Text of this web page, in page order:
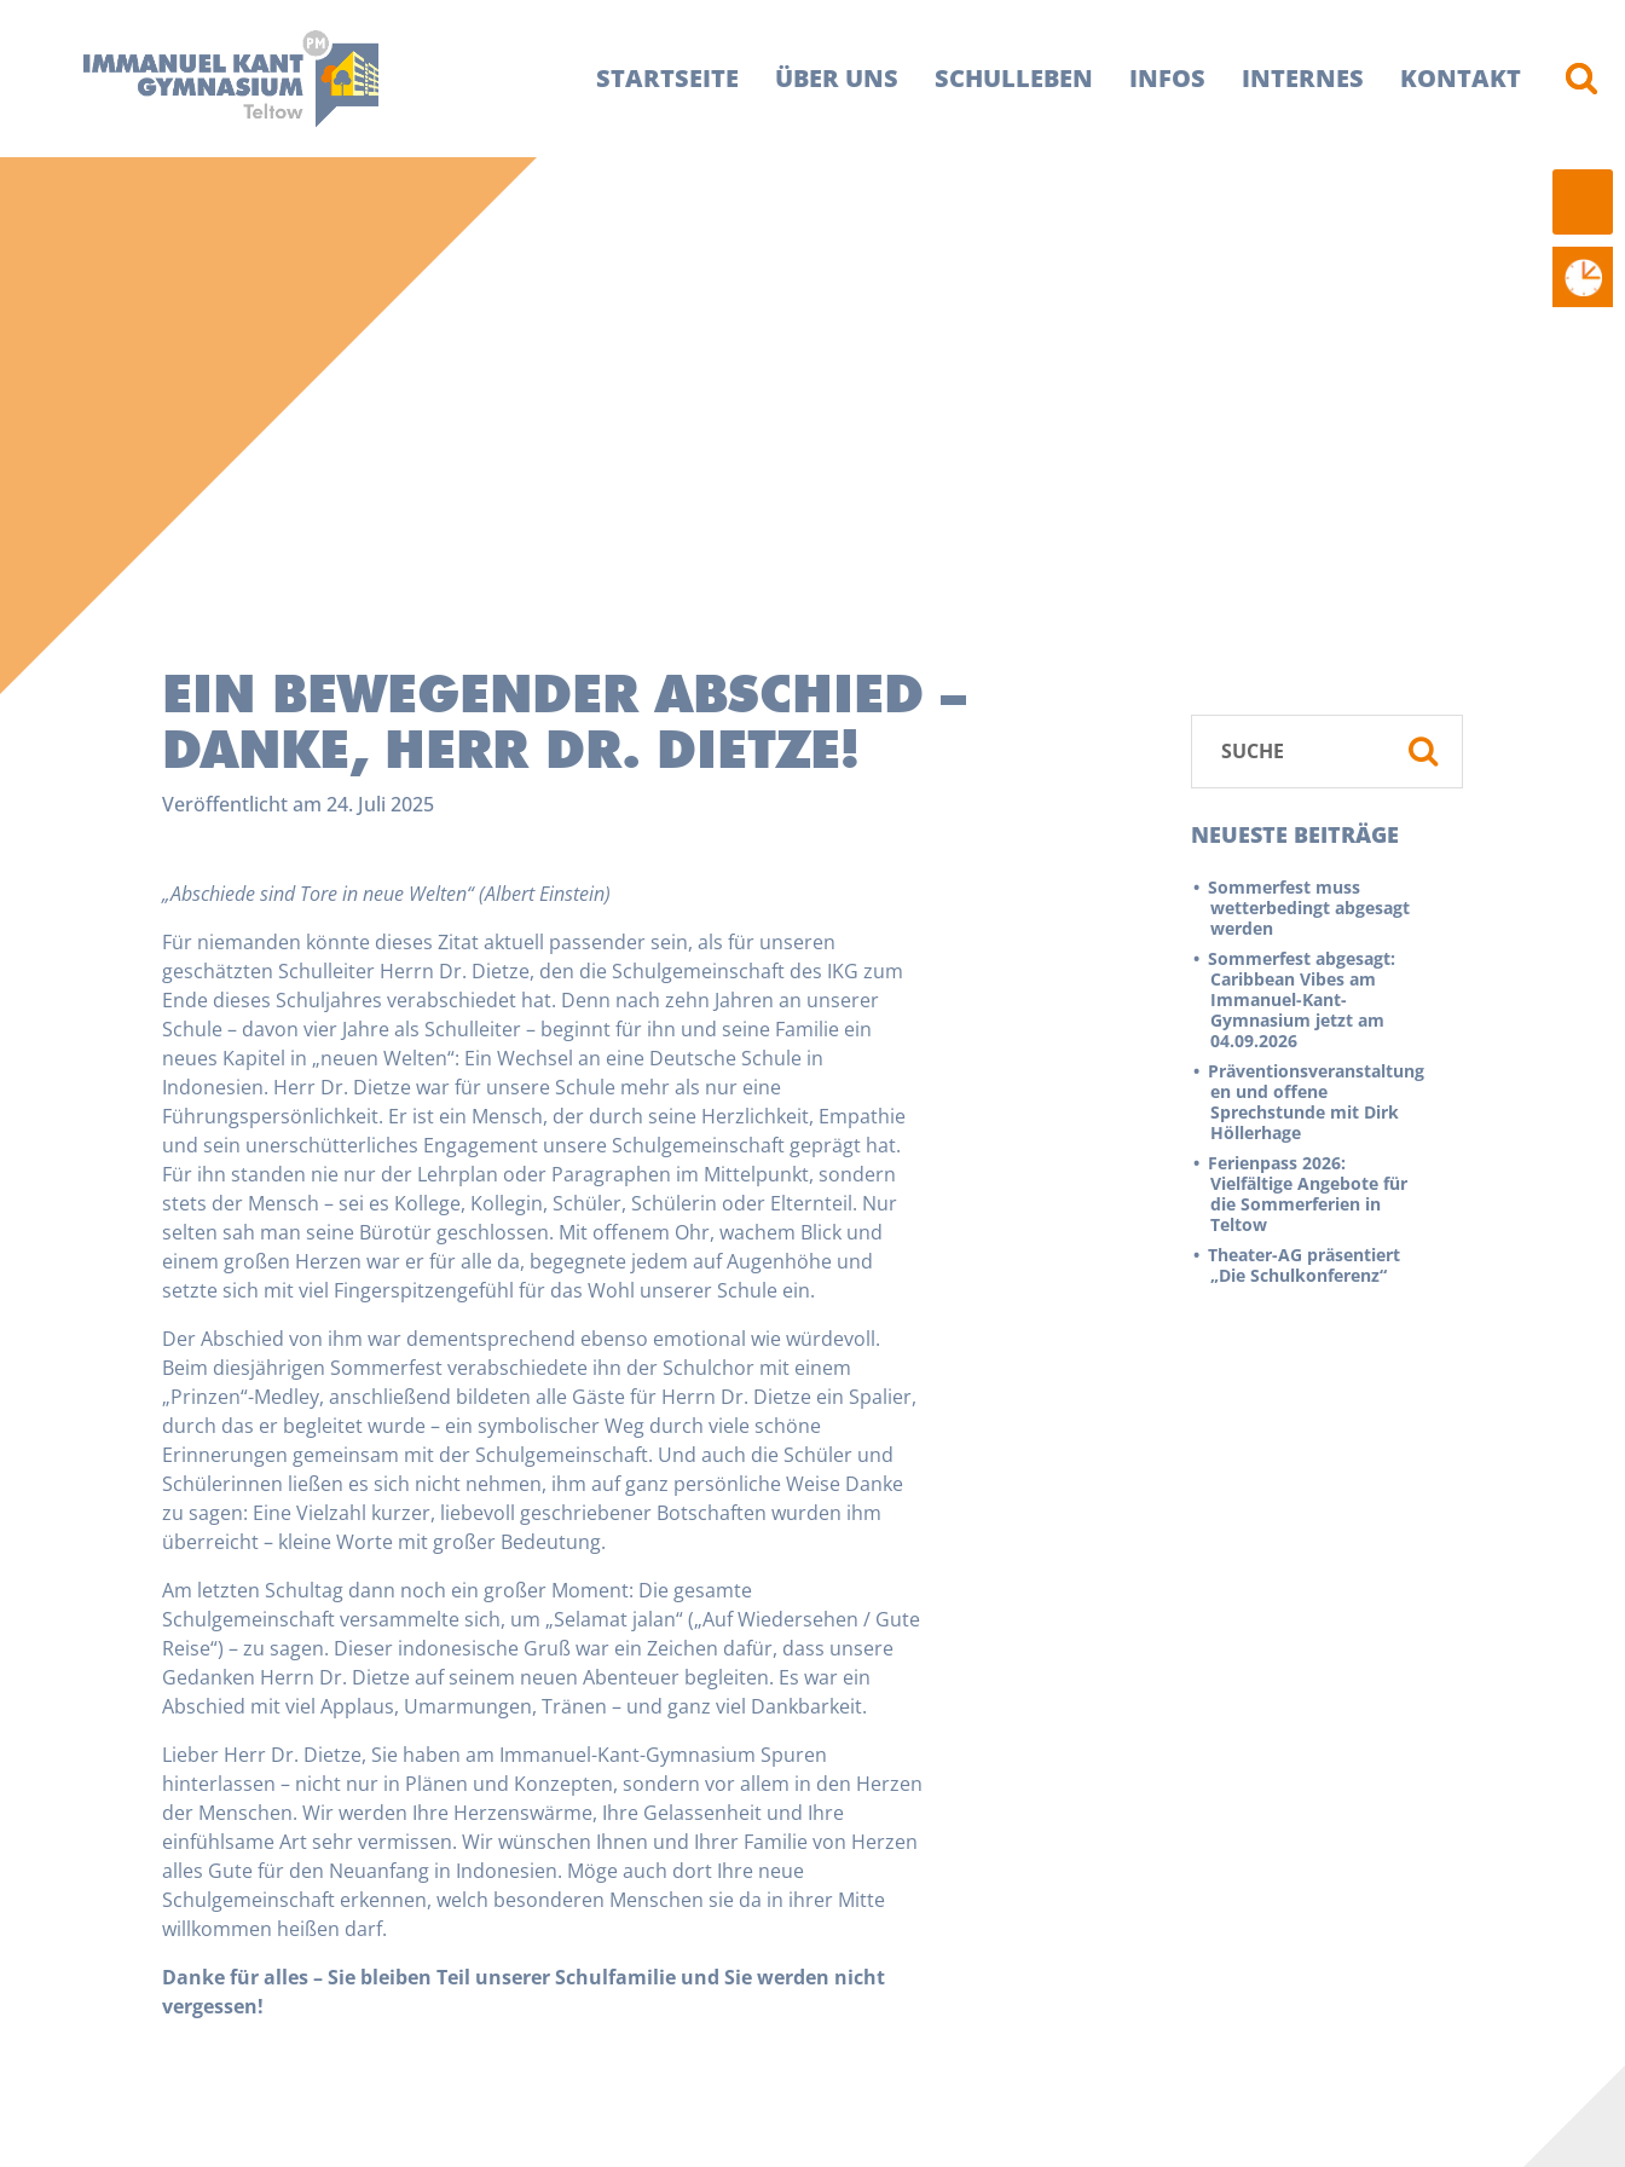
STARTSEITE ÜBER UNS SCHULLEBEN INFOS INTERNES KONTAKT
EIN BEWEGENDER ABSCHIED –
DANKE, HERR DR. DIETZE!
Veröffentlicht am 24. Juli 2025
„Abschiede sind Tore in neue Welten“ (Albert Einstein)
Für niemanden könnte dieses Zitat aktuell passender sein, als für unseren
geschätzten Schulleiter Herrn Dr. Dietze, den die Schulgemeinschaft des IKG zum
Ende dieses Schuljahres verabschiedet hat. Denn nach zehn Jahren an unserer
Schule – davon vier Jahre als Schulleiter – beginnt für ihn und seine Familie ein
neues Kapitel in „neuen Welten“: Ein Wechsel an eine Deutsche Schule in
Indonesien. Herr Dr. Dietze war für unsere Schule mehr als nur eine
Führungspersönlichkeit. Er ist ein Mensch, der durch seine Herzlichkeit, Empathie
und sein unerschütterliches Engagement unsere Schulgemeinschaft geprägt hat.
Für ihn standen nie nur der Lehrplan oder Paragraphen im Mittelpunkt, sondern
stets der Mensch – sei es Kollege, Kollegin, Schüler, Schülerin oder Elternteil. Nur
selten sah man seine Bürotür geschlossen. Mit offenem Ohr, wachem Blick und
einem großen Herzen war er für alle da, begegnete jedem auf Augenhöhe und
setzte sich mit viel Fingerspitzengefühl für das Wohl unserer Schule ein.
Der Abschied von ihm war dementsprechend ebenso emotional wie würdevoll.
Beim diesjährigen Sommerfest verabschiedete ihn der Schulchor mit einem
„Prinzen“-Medley, anschließend bildeten alle Gäste für Herrn Dr. Dietze ein Spalier,
durch das er begleitet wurde – ein symbolischer Weg durch viele schöne
Erinnerungen gemeinsam mit der Schulgemeinschaft. Und auch die Schüler und
Schülerinnen ließen es sich nicht nehmen, ihm auf ganz persönliche Weise Danke
zu sagen: Eine Vielzahl kurzer, liebevoll geschriebener Botschaften wurden ihm
überreicht – kleine Worte mit großer Bedeutung.
Am letzten Schultag dann noch ein großer Moment: Die gesamte
Schulgemeinschaft versammelte sich, um „Selamat jalan“ („Auf Wiedersehen / Gute
Reise“) – zu sagen. Dieser indonesische Gruß war ein Zeichen dafür, dass unsere
Gedanken Herrn Dr. Dietze auf seinem neuen Abenteuer begleiten. Es war ein
Abschied mit viel Applaus, Umarmungen, Tränen – und ganz viel Dankbarkeit.
Lieber Herr Dr. Dietze, Sie haben am Immanuel-Kant-Gymnasium Spuren
hinterlassen – nicht nur in Plänen und Konzepten, sondern vor allem in den Herzen
der Menschen. Wir werden Ihre Herzenswärme, Ihre Gelassenheit und Ihre
einfühlsame Art sehr vermissen. Wir wünschen Ihnen und Ihrer Familie von Herzen
alles Gute für den Neuanfang in Indonesien. Möge auch dort Ihre neue
Schulgemeinschaft erkennen, welch besonderen Menschen sie da in ihrer Mitte
willkommen heißen darf.
Danke für alles – Sie bleiben Teil unserer Schulfamilie und Sie werden nicht
vergessen!
NEUESTE BEITRÄGE
Sommerfest muss
wetterbedingt abgesagt
werden
Sommerfest abgesagt:
Caribbean Vibes am
Immanuel-Kant-
Gymnasium jetzt am
04.09.2026
Präventionsveranstaltung
en und offene
Sprechstunde mit Dirk
Höllerhage
Ferienpass 2026:
Vielfältige Angebote für
die Sommerferien in
Teltow
Theater-AG präsentiert
„Die Schulkonferenz“